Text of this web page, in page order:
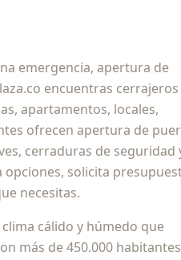
emergencia, apertura de
encuentras cerrajeros
apartamentos, locales,
ofrecen apertura de
cerraduras de seguridad
solicita
necesitas.
cálido y húmedo que
más de 450.000